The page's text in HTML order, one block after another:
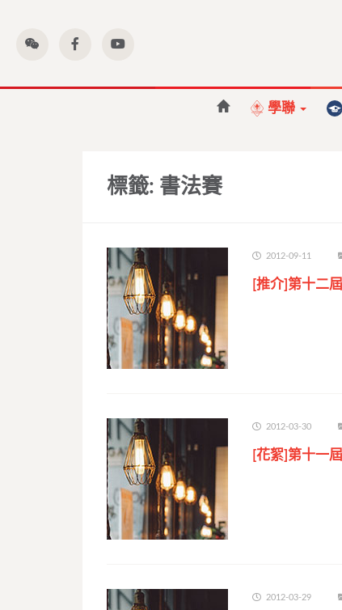
學聯
標籤: 書法賽
2012-09-11
[推介]第十二
2012-03-30
2012-03-29